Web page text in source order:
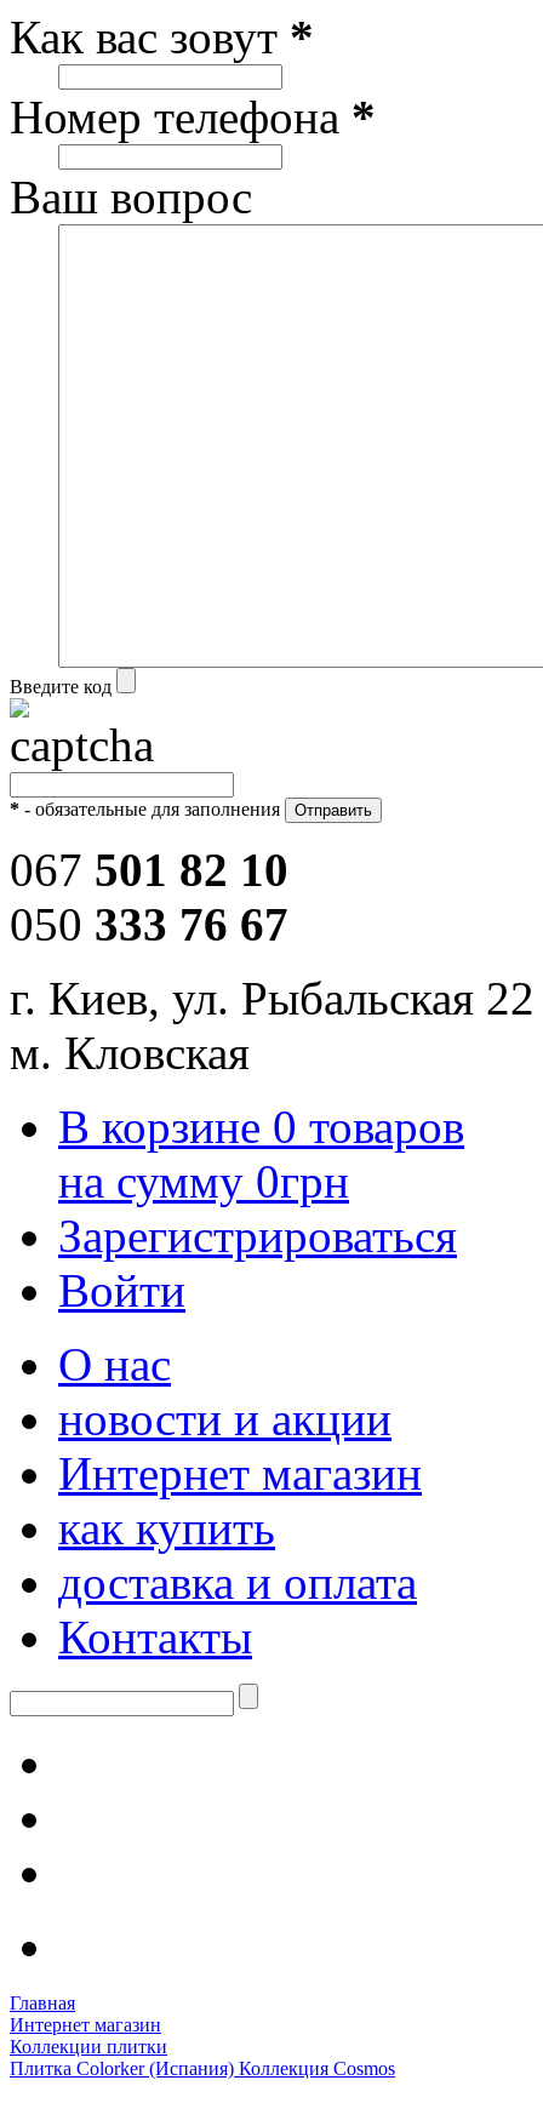
Как вас зовут *
Номер телефона *
Ваш вопрос
Введите код
* - обязательные для заполнения
067 501 82 10
050 333 76 67
г. Киев, ул. Рыбальская 22
м. Кловская
В корзине 0 товаров
на сумму 0грн
Зарегистрироваться
Войти
О нас
новости и акции
Интернет магазин
как купить
доставка и оплата
Контакты
Главная
Интернет магазин
Коллекции плитки
Плитка Colorker (Испания) Коллекция Cosmos